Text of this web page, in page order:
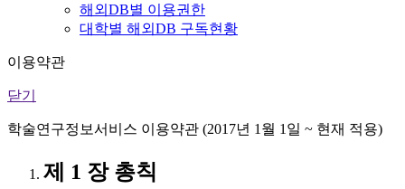
해외DB별 이용권한
대학별 해외DB 구독현황
이용약관
닫기
학술연구정보서비스 이용약관 (2017년 1월 1일 ~ 현재 적용)
제 1 장 총칙